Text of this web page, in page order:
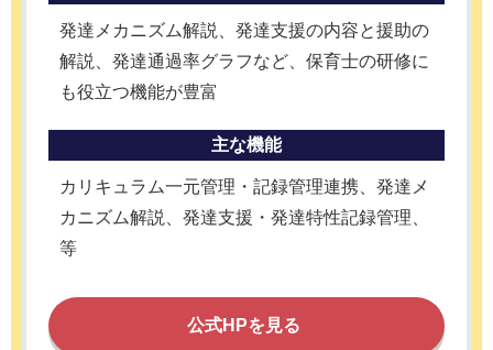
発達メカニズム解説、発達支援の内容と援助の
解説、発達通過率グラフなど、保育士の研修に
も役立つ機能が豊富
主な機能
カリキュラム一元管理・記録管理連携、発達メ
カニズム解説、発達支援・発達特性記録管理、
等
公式HPを見る